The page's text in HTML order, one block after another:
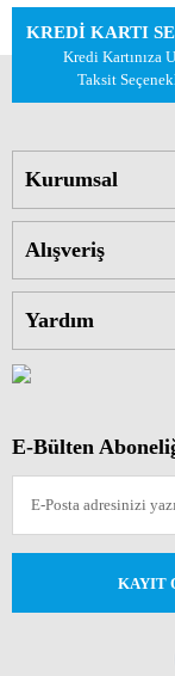
KREDİ KARTI
Kredi Kartınıza
Taksit
Kurumsal
Alışveriş
Yardım
E-Bülten
KAYIT